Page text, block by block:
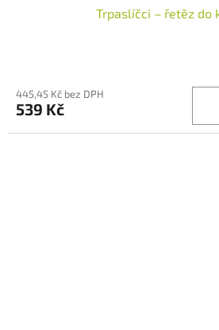
Trpaslíčci – řetěz do
445,45 Kč bez DPH
539 Kč